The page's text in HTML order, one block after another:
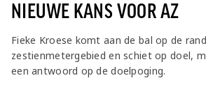
NIEUWE KANS VOOR AZ
Fieke Kroese komt aan de bal op de
zestienmetergebied en schiet op doel,
een antwoord op de doelpoging.